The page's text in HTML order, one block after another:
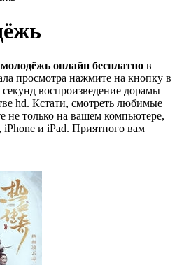
онлайн бесплатно в
просмотра нажмите на кнопку в
секунд воспроизведение дорамы
hd. Кстати, смотреть любимые
не только на вашем компьютере,
и iPad. Приятного вам